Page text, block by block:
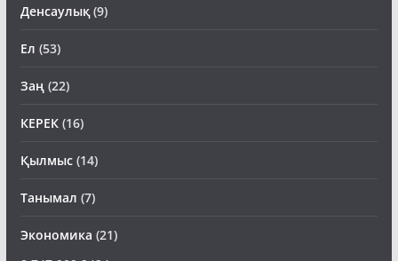
Денсаулық(9)
Ел (53)
Заң(22)
КЕРЕК(16)
Қылмыс(14)
Танымал (7)
Экономика (21)